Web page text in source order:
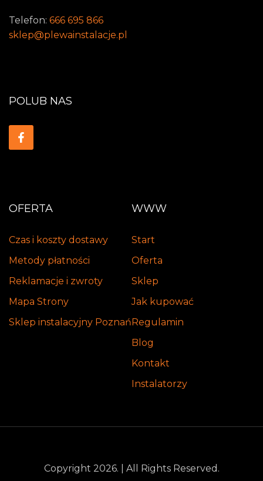
Telefon: 666 695 866
sklep@plewainstalacje.pl
OFERTA
Czas i koszty dostawy
Metody płatności
Reklamacje i zwroty
Mapa Strony
Sklep instalacyjny Poznań
WWW
Start
Oferta
Sklep
Jak kupować
Regulamin
Blog
Kontakt
Instalatorzy
POLUB NAS
Copyright 2026. | All Rights Reserved.